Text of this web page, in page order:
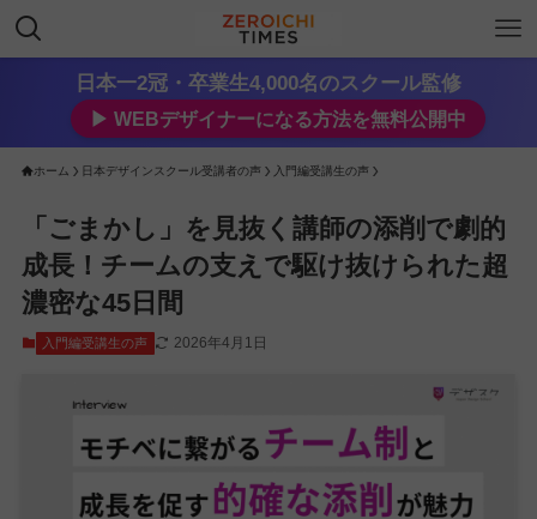
日本一2冠・卒業生4,000名のスクール監修
▶︎ WEBデザイナーになる方法を無料公開中
ホーム 日本デザインスクール受講者の声 入門編受講生の声
「ごまかし」を見抜く講師の添削で劇的
成長！チームの支えで駆け抜けられた超
濃密な45日間
入門編受講生の声 2026年4月1日